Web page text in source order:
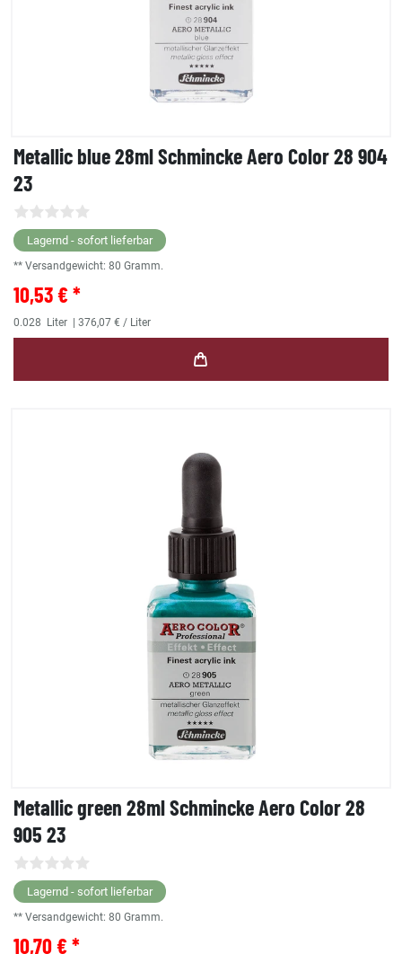
Metallic blue 28ml Schmincke Aero Color 28 904
23
Lagernd - sofort lieferbar
** Versandgewicht: 80 Gramm.
10,53 € *
0.028 Liter | 376,07 € / Liter
Metallic green 28ml Schmincke Aero Color 28
905 23
Lagernd - sofort lieferbar
** Versandgewicht: 80 Gramm.
10,70 € *